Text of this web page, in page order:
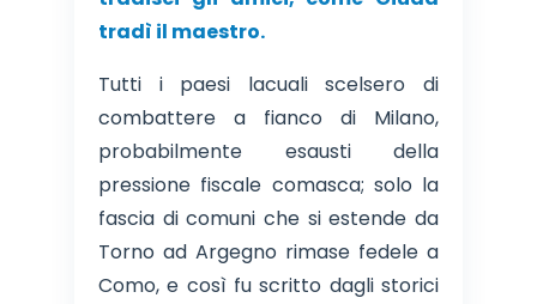
tradì il maestro.
Tutti i paesi lacuali scelsero di
combattere a fianco di Milano,
probabilmente esausti della
pressione fiscale comasca; solo la
fascia di comuni che si estende da
Torno ad Argegno rimase fedele a
Como, e così fu scritto dagli storici